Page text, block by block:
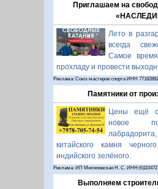
Приглашаем на
Лето в
всегда
Самое
прохладу и провести
Реклама: Союз мастеров спорта ИНН
Памятники от
Цены ещё
новое
китайского камня
индийского зелёного.
Реклама: ИП Миляновская Н. С.
Выполняем